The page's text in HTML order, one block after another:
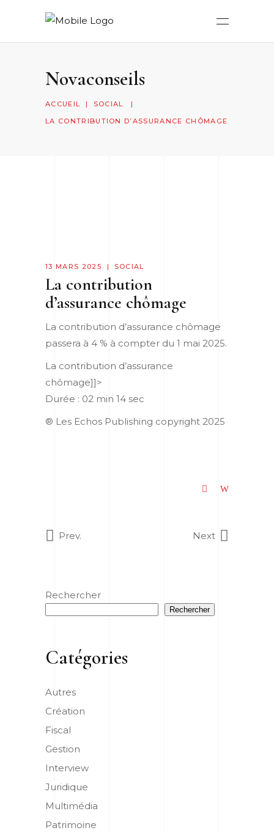
Novaconseils
ACCUEIL | SOCIAL |
LA CONTRIBUTION D’ASSURANCE CHÔMAGE
13 MARS 2025 SOCIAL
La contribution
d’assurance chômage
La contribution d’assurance chômage
passera à 4 % à compter du 1 mai 2025.
La contribution d’assurance
chômage]]>
Durée : 02 min 14 sec
® Les Echos Publishing copyright 2025
Prev. Next
Rechercher
Rechercher
Catégories
Autres
Création
Fiscal
Gestion
Interview
Juridique
Multimédia
Patrimoine